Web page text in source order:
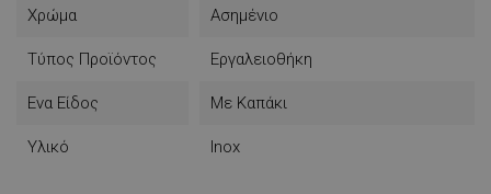
Χρώμα Ασημένιο
Τύπος Προϊόντος Εργαλειοθήκη
Ενα Είδος Με Καπάκι
Υλικό Inox